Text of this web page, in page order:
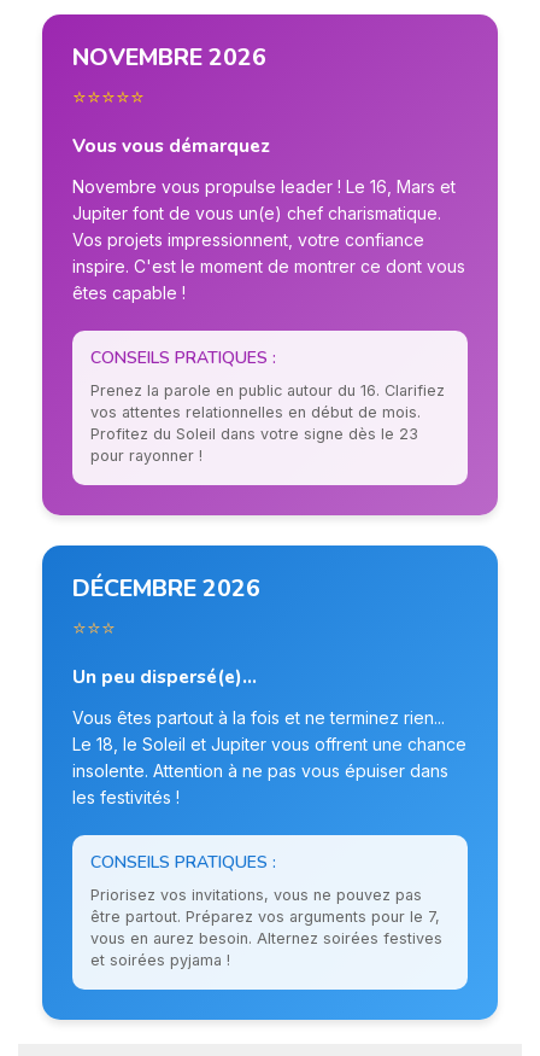
NOVEMBRE 2026
⭐⭐⭐⭐⭐
Vous vous démarquez
Novembre vous propulse leader ! Le 16, Mars et
Jupiter font de vous un(e) chef charismatique.
Vos projets impressionnent, votre confiance
inspire. C'est le moment de montrer ce dont vous
êtes capable !
CONSEILS PRATIQUES :
Prenez la parole en public autour du 16. Clarifiez
vos attentes relationnelles en début de mois.
Profitez du Soleil dans votre signe dès le 23
pour rayonner !
DÉCEMBRE 2026
⭐⭐⭐
Un peu dispersé(e)...
Vous êtes partout à la fois et ne terminez rien...
Le 18, le Soleil et Jupiter vous offrent une chance
insolente. Attention à ne pas vous épuiser dans
les festivités !
CONSEILS PRATIQUES :
Priorisez vos invitations, vous ne pouvez pas
être partout. Préparez vos arguments pour le 7,
vous en aurez besoin. Alternez soirées festives
et soirées pyjama !